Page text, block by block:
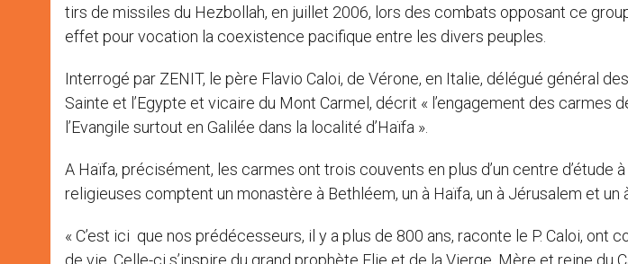
tirs de missiles du Hezbollah, en juillet 2006, lors des combats opposant ce
effet pour vocation la coexistence pacifique entre les divers peuples.
Interrogé par ZENIT, le père Flavio Caloi, de Vérone, en Italie, délégué général
Sainte et l’Egypte et vicaire du Mont Carmel, décrit « l’engagement des carmes
l’Evangile surtout en Galilée dans la localité d’Haïfa ».
A Haïfa, précisément, les carmes ont trois couvents en plus d’un centre d’étude
religieuses comptent un monastère à Bethléem, un à Haïfa, un à Jérusalem et un
« C’est ici que nos prédécesseurs, il y a plus de 800 ans, raconte le P. Caloi, ont
de vie. Celle-ci s’inspire du grand prophète Elie et de la Vierge, Mère et reine du